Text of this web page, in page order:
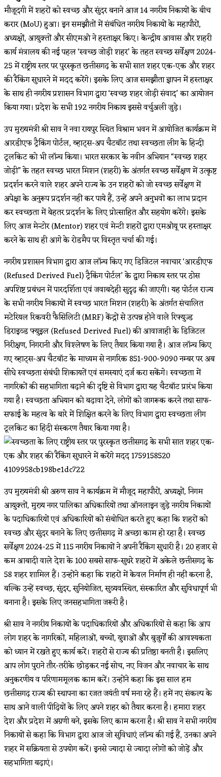
मौजूदगी में शहरों को स्वच्छ और सुंदर बनाने आज 14 नगरीय निकायों के बीच
करार (MoU) हुआ। इन समझौतों में संबंधित नगरीय निकायों के महापौरों,
अध्यक्षों, आयुक्तों और सीएमओ ने हस्ताक्षर किए। केन्द्रीय आवास और शहरी
कार्य मंत्रालय की नई पहल ‘स्वच्छ जोड़ी शहर’ के तहत स्वच्छ सर्वेक्षण 2024-
25 में राष्ट्रीय स्तर पर पुरस्कृत छत्तीसगढ़ के सभी सात शहर एक-एक और शहर
की रैंकिंग सुधारने में मदद करेंगे। इसके लिए आज समझौता ज्ञापन में हस्ताक्षर
के साथ ही नगरीय प्रशासन विभाग द्वारा ‘स्वच्छ शहर जोड़ी संवाद’ का आयोजन
किया गया। प्रदेश के सभी 192 नगरीय निकाय इससे वर्चुअली जुड़े।
उप मुख्यमंत्री श्री साव ने नवा रायपुर स्थित विश्राम भवन में आयोजित कार्यक्रम में
आरडीएफ ट्रैकिंग पोर्टल, व्हाट्स-अप चैटबॉट तथा स्वच्छता लीग के हिन्दी
टूलकिट को भी लॉन्च किया। भारत सरकार के नवीन अभियान “स्वच्छ शहर
जोड़ी” के तहत स्वच्छ भारत मिशन (शहरी) के अंतर्गत स्वच्छ सर्वेक्षण में उत्कृष्ट
प्रदर्शन करने वाले शहर अपने राज्य के उन शहरों को जो स्वच्छ सर्वेक्षण में
अपेक्षा के अनुरूप प्रदर्शन नहीं कर पाये हैं, उन्हें अपने अनुभवों का लाभ प्रदान
कर स्वच्छता में बेहतर प्रदर्शन के लिए प्रोत्साहित और सहयोग करेंगे। इसके
लिए आज मेन्टोर (Mentor) शहर एवं मेन्टी शहरों द्वारा एमओयू पर हस्ताक्षर
करने के साथ ही आगे के रोडमैप पर विस्तृत चर्चा की गई।
नगरीय प्रशासन विभाग द्वारा आज लॉन्च किए गए डिजिटल नवाचार ‘आरडीएफ
(Refused Derived Fuel) ट्रैकिंग पोर्टल’ के द्वारा निकाय स्तर पर ठोस
अपशिष्ट प्रबंधन में पारदर्शिता एवं जवाबदेही सुदृढ़ की जाएगी। यह पोर्टल राज्य
के सभी नगरीय निकायों में स्वच्छ भारत मिशन (शहरी) के अंतर्गत संचालित
मटेरियल रिकवरी फैसिलिटी (MRF) केंद्रों से उत्पन्न होने वाले रिफ्युज्ड
डिराइव्ड फ्युइल (Refused Derived Fuel) की आवाजाही के डिजिटल
निरीक्षण, निगरानी और विश्लेषण के लिए तैयार किया गया है। आज लॉन्च किए
गए व्हाट्स-अप चैटबॉट के माध्यम से नागरिक 851-900-9090 नम्बर पर अब
सीधे स्वच्छता संबंधी शिकायतें एवं समस्याएं दर्ज करा सकेंगे। स्वच्छता में
नागरिकों की सहभागिता बढ़ाने की दृष्टि से विभाग द्वारा यह चैटबॉट प्रारंभ किया
गया है। स्वच्छता अभियान को बढ़ावा देने, लोगों को जागरूक करने तथा साफ-
सफाई के महत्व के बारे में शिक्षित करने के लिए विभाग द्वारा स्वच्छता लीग
टूलकिट का हिंदी संस्करण तैयार किया गया है।
उप मुख्यमंत्री श्री अरुण साव ने कार्यक्रम में मौजूद महापौरों, अध्यक्षों, निगम
आयुक्तों, मुख्य नगर पालिका अधिकारियों तथा ऑनलाइन जुड़े नगरीय निकायों
के पदाधिकारियों एवं अधिकारियों को संबोधित करते हुए कहा कि शहरों को
स्वच्छ और सुंदर बनाने के लिए छत्तीसगढ़ में अच्छा काम हो रहा है। स्वच्छ
सर्वेक्षण 2024-25 में 115 नगरीय निकायों ने अपनी रैंकिंग सुधारी है। 20 हजार से
कम आबादी वाले देश के 100 सबसे साफ-सुथरे शहरों में अकेले छत्तीसगढ़ के
58 शहर शामिल हैं। उन्होंने कहा कि शहरों में केवल निर्माण ही नहीं करना है,
बल्कि उन्हें स्वच्छ, सुंदर, सुनियोजित, सुव्यवस्थित, संस्कारित और सुविधापूर्ण भी
बनाना है। इसके लिए जनसहभागिता जरूरी है।
श्री साव ने नगरीय निकायों के पदाधिकारियों और अधिकारियों से कहा कि आप
लोग शहर के नागरिकों, महिलाओं, बच्चों, युवाओं और बुजुर्गों की आवश्यकता
को ध्यान में रखते हुए कार्य करें। शहरों से राज्य की प्रतिष्ठा बनती है। इसलिए
आप लोग पुराने तौर-तरीके छोड़कर नई सोच, नए विजन और नवाचार के साथ
अनुकरणीय व परिणाममूलक काम करें। उन्होंने कहा कि इस साल हम
छत्तीसगढ़ राज्य की स्थापना का रजत जयंती वर्ष मना रहे हैं। हमें नए संकल्प के
साथ आने वाली पीढ़ियों के लिए अपने शहर को तैयार करना है। हमारा शहर
देश और प्रदेश में अग्रणी बने, इसके लिए काम करना है। श्री साव ने सभी नगरीय
निकायों से कहा कि विभाग द्वारा आज जो सुविधाएं लॉन्च की गई हैं, उनका अपने
शहर में सक्रियता से उपयोग करें। इनसे ज्यादा से ज्यादा लोगों को जोड़ें और
सहभागिता बढ़ाएं।